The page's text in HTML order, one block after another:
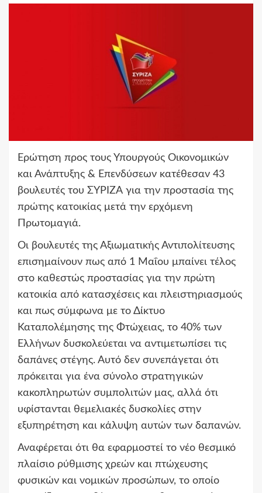
Ερώτηση προς τους Υπουργούς Οικονομικών
και Ανάπτυξης & Επενδύσεων κατέθεσαν 43
βουλευτές του ΣΥΡΙΖΑ για την προστασία της
πρώτης κατοικίας μετά την ερχόμενη
Πρωτομαγιά.
Οι βουλευτές της Αξιωματικής Αντιπολίτευσης
επισημαίνουν πως από 1 Μαΐου μπαίνει τέλος
στο καθεστώς προστασίας για την πρώτη
κατοικία από κατασχέσεις και πλειστηριασμούς
και πως σύμφωνα με το Δίκτυο
Καταπολέμησης της Φτώχειας, το 40% των
Ελλήνων δυσκολεύεται να αντιμετωπίσει τις
δαπάνες στέγης. Αυτό δεν συνεπάγεται ότι
πρόκειται για ένα σύνολο στρατηγικών
κακοπληρωτών συμπολιτών μας, αλλά ότι
υφίστανται θεμελιακές δυσκολίες στην
εξυπηρέτηση και κάλυψη αυτών των δαπανών.
Αναφέρεται ότι θα εφαρμοστεί το νέο θεσμικό
πλαίσιο ρύθμισης χρεών και πτώχευσης
φυσικών και νομικών προσώπων, το οποίο